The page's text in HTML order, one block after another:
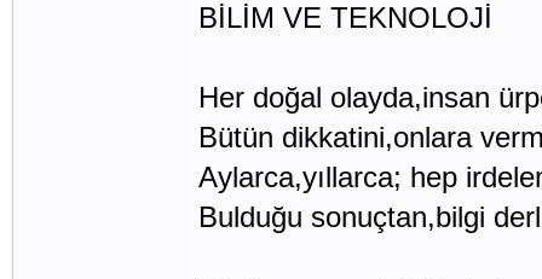
BİLİM VE TEKNOLOJİ
Her doğal olayda,insan
Bütün dikkatini,onlara
Aylarca,yıllarca; hep
Bulduğu sonuçtan,bilgi